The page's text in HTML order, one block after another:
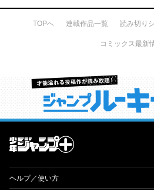
TOPへ 連載作品一覧 読み切り
コミックス最新
才能溢れる投稿作が読み放題
ヘルプ／使い方